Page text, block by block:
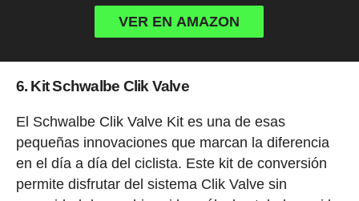
VER EN AMAZON
6. Kit Schwalbe Clik Valve
El Schwalbe Clik Valve Kit es una de esas
pequeñas innovaciones que marcan la diferencia
en el día a día del ciclista. Este kit de conversión
permite disfrutar del sistema Clik Valve sin